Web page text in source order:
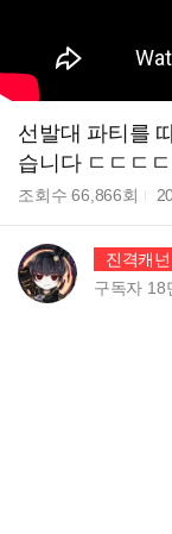
선발대 파티를
습니다 ㄷㄷㄷㄷ
조회수66,866회
진격캐넌
구독자 18